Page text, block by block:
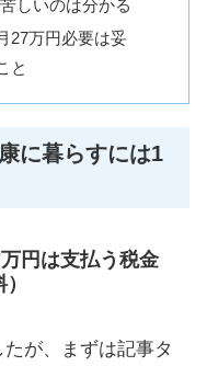
しいのは分かる
27万円必要は妥
と
に暮らすには1
円は支払う税金
が、まずは記事タ